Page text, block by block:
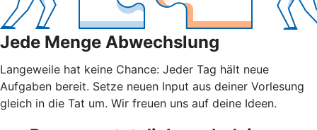
Jede Menge Abwechslung
Langeweile hat keine Chance: Jeder Tag hält neue
Aufgaben bereit. Setze neuen Input aus deiner Vorlesung
gleich in die Tat um. Wir freuen uns auf deine Ideen.